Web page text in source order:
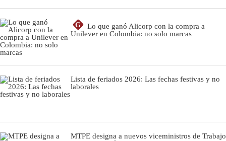
G
Lo que ganó Alicorp con la compra a
Unilever en Colombia: no solo marcas
Lista de feriados 2026: Las fechas festivas y no
laborales
MTPE designa a nuevos viceministros de Trabajo